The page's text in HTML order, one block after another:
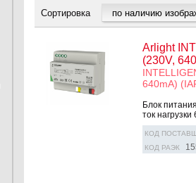
Сортировка
Arlight
(230V,
640mA)
Блок
ток
КОД
КОД РАЭК